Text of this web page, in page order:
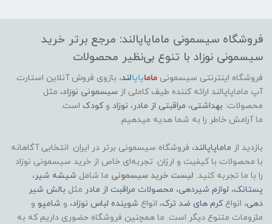
فروشگاه سیسمونی ماماپاپالند: مرجع برتر خرید
سیسمونی نوزاد با تنوع بی‌نظیر محصولات
فروشگاه اینترنتی سیسمونی ماماپاپالند، بازوی فروش آنلاین استارت
آپ ماماپاپالند ارائه کننده طیف کاملی از سیسمونی نوزاد، مثل
محصولات: بهداشتی، مراقبتی از مادر ، نوزاد وکودک است.
ما آرامش خاطر را به شما هدیه میدهیم.
بازدید از ماماپاپالند، فروشگاه سیسمونی برتر در ایران. انتخابی آگاهانه
با محصولات با کیفیت و ارزان. تجربه‌ای خاص از خرید سیسمونی نوزاد
را با ما تجربه کنید. لیست خرید سیسمونی ما شامل شیشه شیر ،
پستانک، لوازم شیردهی، محصولات مراقبت از مادر مثل بالش شیر
دهی، انواعکرم های ضد ترک، انواع شوینده لباس نوزاد، و شامپو و
ملزومات متنوع دیگر است. ما همچنین فروشگاه حضوری داریم که به